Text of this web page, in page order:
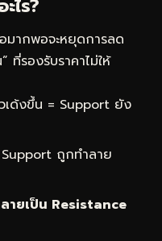
ไร?
มากพอจะหยุดการลด
ที่รองรับราคาไม่ให้
เด้งขึ้น = Support ยัง
ถูกทำลาย
ายเป็น Resistance